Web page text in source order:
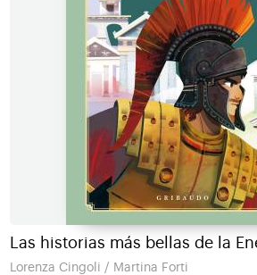
Las historias más bellas de la
Lorenza Cingoli / Martina Forti